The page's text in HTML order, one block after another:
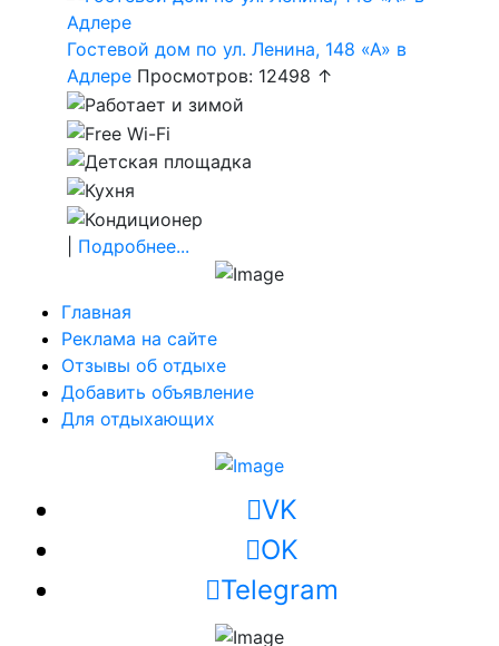
Гостевой дом по ул. Ленина, 148 «А» в
Адлере Просмотров: 12498 ↑
Подробнее...
Главная
Реклама на сайте
Отзывы об отдыхе
Добавить объявление
Для отдыхающих
VK
OK
Telegram